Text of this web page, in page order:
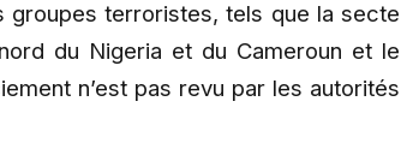
groupes terroristes, tels que la secte
du Nigeria et du Cameroun et le
n’est pas revu par les autorités